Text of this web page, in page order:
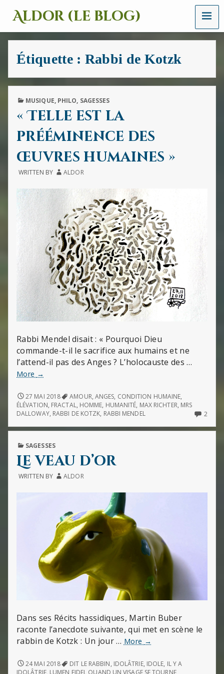
Aldor (le blog)
Un
site
avec
des
des
images
et
sons
MENU
Étiquette : Rabbi de Kotzk
PUBLISHED
MUSIQUE, PHILO, SAGESSES
« Telle est la
prééminence des
œuvres humaines »
WRITTEN BY ALDOR
Rabbi Mendel disait : « Pourquoi Dieu
commande-t-il le sacrifice aux humains et ne
l’attend-il pas des Anges ? L’holocauste des …
More « Telle
la
prééminence
des
œuvres
→
« TELLE
EST
LA
DES
HUMAINES »
27 MAI 2018 AMOUR, ANGES, CONDITION HUMAINE,
ÉLÉVATION, FRACTAL, HOMME, HUMANITÉ, MAX RICHTER, MRS
DALLOWAY, RABBI DE KOTZK, RABBI MENDEL 2
ON
PUBLISHED
SAGESSES
Le veau d’or
WRITTEN BY ALDOR
Dans ses Récits hassidiques, Martin Buber
raconte l’anecdote suivante, qui met en scène le
rabbin de Kotzk : Un jour … More Le
d’or
→
LE
VEAU
24 MAI 2018 DIT LE RABBIN, IDOLÂTRIE, IDOLE, IL Y A
IDOLÂTRIE, LUMEN FIDEI, QUAND UN VISAGE SE TOURNE